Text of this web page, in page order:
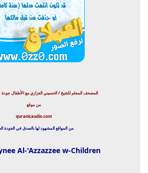
المصحف المعلم للشيخ / الحسيني العزازي مع الأطفال جودة عالية
من موقع
quranicaudio.com
من المواقع المشهود لها بالصدق في الجودة
Al-'Azzazzee w-Children